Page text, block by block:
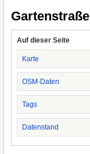
Gartenstraße
Auf dieser Seite
Karte
OSM-Daten
Tags
Datenstand